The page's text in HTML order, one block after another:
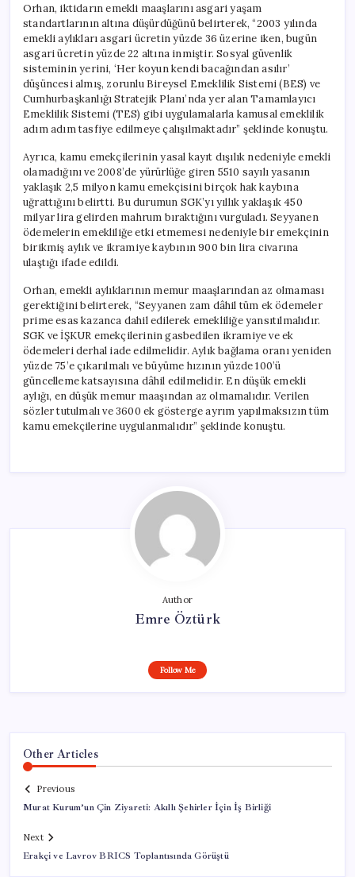
Orhan, iktidarın emekli maaşlarını asgari yaşam
standartlarının altına düşürdüğünü belirterek, “2003 yılında
emekli aylıkları asgari ücretin yüzde 36 üzerine iken, bugün
asgari ücretin yüzde 22 altına inmiştir. Sosyal güvenlik
sisteminin yerini, ‘Her koyun kendi bacağından asılır’
düşüncesi almış, zorunlu Bireysel Emeklilik Sistemi (BES) ve
Cumhurbaşkanlığı Stratejik Planı’nda yer alan Tamamlayıcı
Emeklilik Sistemi (TES) gibi uygulamalarla kamusal emeklilik
adım adım tasfiye edilmeye çalışılmaktadır” şeklinde konuştu.
Ayrıca, kamu emekçilerinin yasal kayıt dışılık nedeniyle emekli
olamadığını ve 2008’de yürürlüğe giren 5510 sayılı yasanın
yaklaşık 2,5 milyon kamu emekçisini birçok hak kaybına
uğrattığını belirtti. Bu durumun SGK’yı yıllık yaklaşık 450
milyar lira gelirden mahrum bıraktığını vurguladı. Seyyanen
ödemelerin emekliliğe etki etmemesi nedeniyle bir emekçinin
birikmiş aylık ve ikramiye kaybının 900 bin lira civarına
ulaştığı ifade edildi.
Orhan, emekli aylıklarının memur maaşlarından az olmaması
gerektiğini belirterek, “Seyyanen zam dâhil tüm ek ödemeler
prime esas kazanca dahil edilerek emekliliğe yansıtılmalıdır.
SGK ve İŞKUR emekçilerinin gasbedilen ikramiye ve ek
ödemeleri derhal iade edilmelidir. Aylık bağlama oranı yeniden
yüzde 75’e çıkarılmalı ve büyüme hızının yüzde 100’ü
güncelleme katsayısına dâhil edilmelidir. En düşük emekli
aylığı, en düşük memur maaşından az olmamalıdır. Verilen
sözler tutulmalı ve 3600 ek gösterge ayrım yapılmaksızın tüm
kamu emekçilerine uygulanmalıdır” şeklinde konuştu.
Author
Emre Öztürk
Follow Me
Other Articles
Previous
Murat Kurum’un Çin Ziyareti: Akıllı Şehirler İçin İş Birliği
Next
Erakçi ve Lavrov BRICS Toplantısında Görüştü